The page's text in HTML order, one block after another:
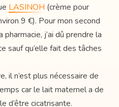
LASINOH (crème pour
9 €). Pour mon second
pharmacie, j’ai dû prendre la
sauf qu’elle fait des tâches
il n’est plus nécessaire de
car le lait maternel a de
d’être cicatrisante.